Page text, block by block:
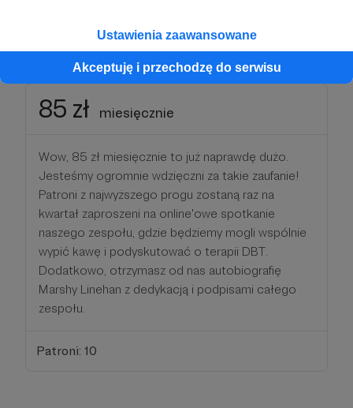
Ustawienia zaawansowane
Akceptuję i przechodzę do serwisu
85 zł miesięcznie
Wow, 85 zł miesięcznie to już naprawdę dużo.
Jesteśmy ogromnie wdzięczni za takie zaufanie!
Patroni z najwyższego progu zostaną raz na
kwartał zaproszeni na online'owe spotkanie
naszego zespołu, gdzie będziemy mogli wspólnie
wypić kawę i podyskutować o terapii DBT.
Dodatkowo, otrzymasz od nas autobiografię
Marshy Linehan z dedykacją i podpisami całego
zespołu.
Patroni: 10